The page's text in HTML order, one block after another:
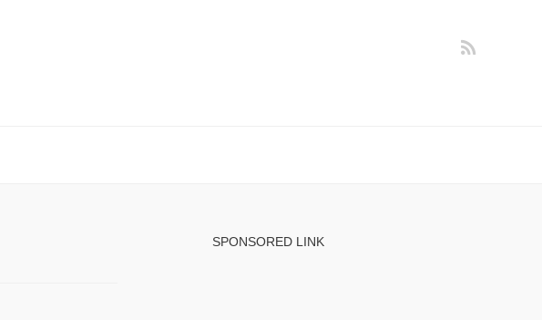
SPONSORED LINK